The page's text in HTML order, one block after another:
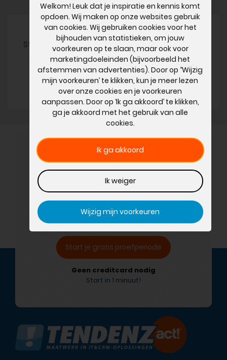
Welkom! Leuk dat je inspiratie en kennis komt
opdoen. Wij maken op onze websites gebruik
van cookies. Wij gebruiken cookies voor het
bijhouden van statistieken, om jouw
voorkeuren op te slaan, maar ook voor
marketingdoeleinden (bijvoorbeeld het
afstemmen van advertenties). Door op ‘‘Wijzig
mijn voorkeuren’ te klikken, kun je meer lezen
over onze cookies en je voorkeuren
aanpassen. Door op ‘Ik ga akkoord’ te klikken,
ga je akkoord met het gebruik van alle
cookies.
Ik ga akkoord
Ik weiger
Wijzig mijn voorkeuren
Stel een vraag aan één van onze Nederlandse
Act! Helpdesk om je probleem te verhelpen.
Stel een vraag
Meer leads, sterkere
relaties en slimmere sales.
Ervaar hoe Act! CRM je
bedrijf laat groeien.
Start je gratis proefperiode
Geen creditcard nodig
Start in 1 minuut!